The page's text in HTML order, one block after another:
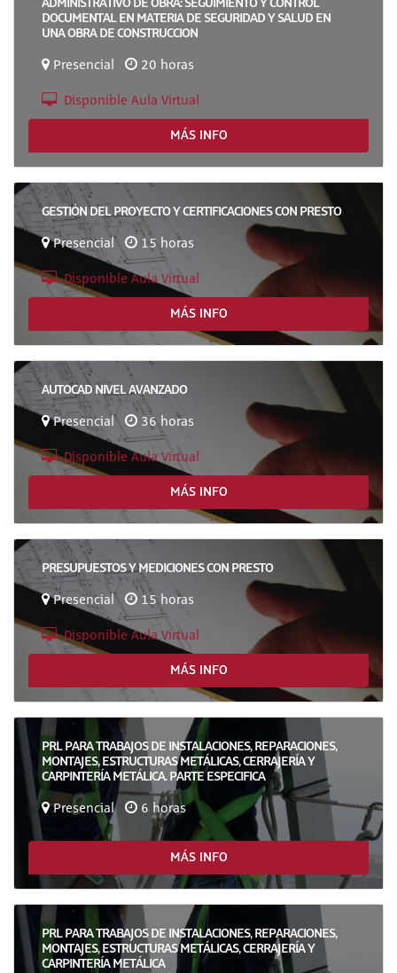
DOCUMENTAL EN MATERIA DE SEGURIDAD Y SALUD EN
UNA OBRA DE CONSTRUCCION
Presencial 20 horas
Disponible Aula Virtual
MÁS INFO
GESTIÓN DEL PROYECTO Y CERTIFICACIONES CON PRESTO
Presencial 15 horas
Disponible Aula Virtual
MÁS INFO
AUTOCAD NIVEL AVANZADO
Presencial 36 horas
Disponible Aula Virtual
MÁS INFO
PRESUPUESTOS Y MEDICIONES CON PRESTO
Presencial 15 horas
Disponible Aula Virtual
MÁS INFO
PRL PARA TRABAJOS DE INSTALACIONES, REPARACIONES,
MONTAJES, ESTRUCTURAS METÁLICAS, CERRAJERÍA Y
CARPINTERÍA METÁLICA. PARTE ESPECIFICA
Presencial 6 horas
MÁS INFO
PRL PARA TRABAJOS DE INSTALACIONES, REPARACIONES,
MONTAJES, ESTRUCTURAS METÁLICAS, CERRAJERÍA Y
CARPINTERÍA METÁLICA